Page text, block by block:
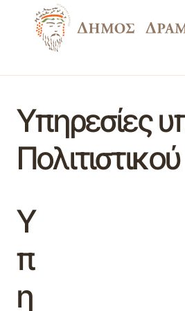
Υπηρεσίες
Υ
π
η